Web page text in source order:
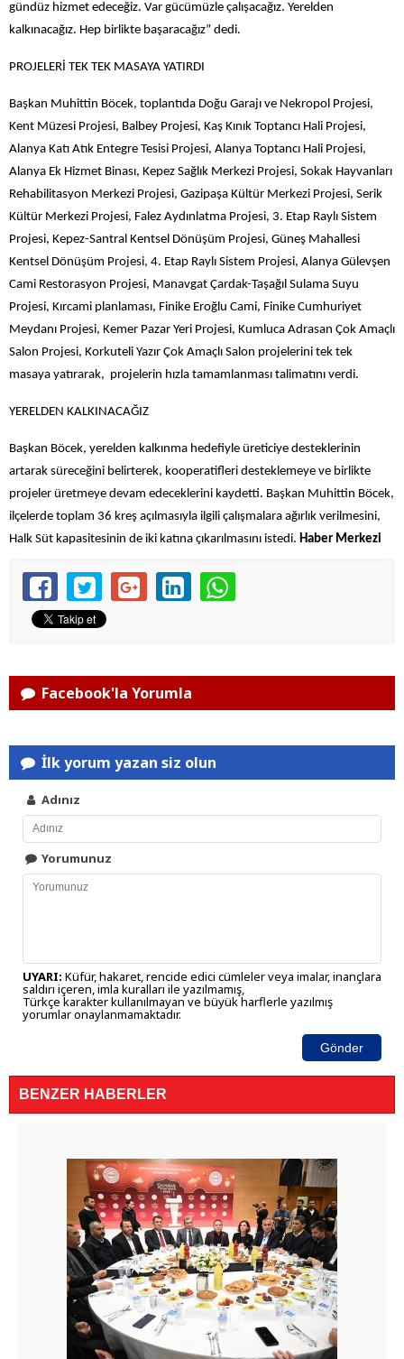
gündüz hizmet edeceğiz. Var gücümüzle çalışacağız. Yerelden
kalkınacağız. Hep birlikte başaracağız” dedi.
PROJELERİ TEK TEK MASAYA YATIRDI
Başkan Muhittin Böcek, toplantıda Doğu Garajı ve Nekropol Projesi,
Kent Müzesi Projesi, Balbey Projesi, Kaş Kınık Toptancı Hali Projesi,
Alanya Katı Atık Entegre Tesisi Projesi, Alanya Toptancı Hali Projesi,
Alanya Ek Hizmet Binası, Kepez Sağlık Merkezi Projesi, Sokak Hayvanları
Rehabilitasyon Merkezi Projesi, Gazipaşa Kültür Merkezi Projesi, Serik
Kültür Merkezi Projesi, Falez Aydınlatma Projesi, 3. Etap Raylı Sistem
Projesi, Kepez-Santral Kentsel Dönüşüm Projesi, Güneş Mahallesi
Kentsel Dönüşüm Projesi, 4. Etap Raylı Sistem Projesi, Alanya Gülevşen
Cami Restorasyon Projesi, Manavgat Çardak-Taşağıl Sulama Suyu
Projesi, Kırcami planlaması, Finike Eroğlu Cami, Finike Cumhuriyet
Meydanı Projesi, Kemer Pazar Yeri Projesi, Kumluca Adrasan Çok Amaçlı
Salon Projesi, Korkuteli Yazır Çok Amaçlı Salon projelerini tek tek
masaya yatırarak, projelerin hızla tamamlanması talimatını verdi.
YERELDEN KALKINACAĞIZ
Başkan Böcek, yerelden kalkınma hedefiyle üreticiye desteklerinin
artarak süreceğini belirterek, kooperatifleri desteklemeye ve birlikte
projeler üretmeye devam edeceklerini kaydetti. Başkan Muhittin Böcek,
ilçelerde toplam 36 kreş açılmasıyla ilgili çalışmalara ağırlık verilmesini,
Halk Süt kapasitesinin de iki katına çıkarılmasını istedi. Haber Merkezi
Facebook'la Yorumla
İlk yorum yazan siz olun
Adınız
Yorumunuz
UYARI: Küfür, hakaret, rencide edici cümleler veya imalar, inançlara
saldırı içeren, imla kuralları ile yazılmamış,
Türkçe karakter kullanılmayan ve büyük harflerle yazılmış
yorumlar onaylanmamaktadır.
Gönder
BENZER HABERLER